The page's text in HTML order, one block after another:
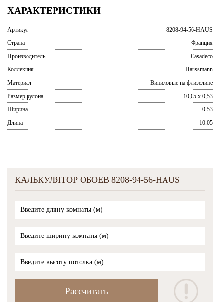
ХАРАКТЕРИСТИКИ
Артикул
8208-94-56-HAUS
Страна
Франция
Производитель
Casadeco
Коллекция
Haussmann
Материал
Виниловые на флизелине
Размер рулона
10,05 x 0,53
Ширина
0.53
Длина
10.05
КАЛЬКУЛЯТОР ОБОЕВ 8208-94-56-HAUS